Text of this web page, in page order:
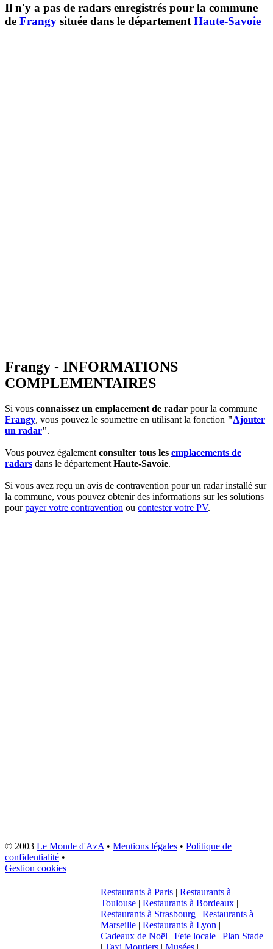
Il n'y a pas de radars enregistrés pour la commune
de Frangy située dans le département Haute-Savoie
Frangy - INFORMATIONS
COMPLEMENTAIRES
Si vous connaissez un emplacement de radar pour la commune
Frangy, vous pouvez le soumettre en utilisant la fonction "Ajouter
un radar".
Vous pouvez égalementconsulter tous les emplacements de
radars dans le départementHaute-Savoie.
Si vous avez reçu un avis de contravention pour un radar installé sur
la commune, vous pouvez obtenir des informations sur les solutions
pourpayer votre contravention ou contester votre PV.
© 2003 Le Monde d'AzA• Mentions légales • Politique de
confidentialité •
Gestion cookies
Restaurants à Paris | Restaurants à
Toulouse | Restaurants à Bordeaux |
Restaurants à Strasbourg | Restaurants à
Marseille | Restaurants à Lyon |
Cadeaux de Noël | Fete locale | Plan Stade